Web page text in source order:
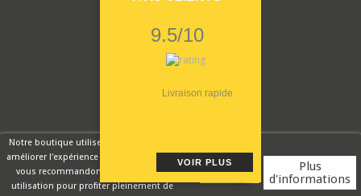
Notre boutique utilise des cookies pour
améliorer l'expérience utilisateur et nous
vous recommandons d'accepter leur
utilisation pour profiter pleinement de
Plus
d'informations
9.5/10
Livraison rapide
VOIR PLUS